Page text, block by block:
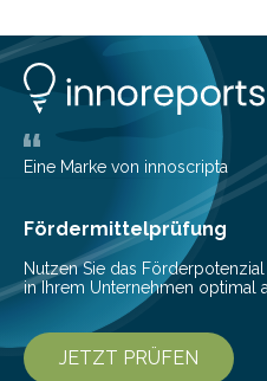
Rund vier Millionen
behandlungsbedürftiger
(Herzinsuffizienz). Als
Herzerkrankung ist diese
Beeinträchtigung der
höherem Lebensalter mit
Krankenhausaufenthalten
Technologien…
Eine Marke von innoscripta
Fördermittelprüfung
Nutzen Sie das Förderpotenzial
in Ihrem Unternehmen optimal
JETZT PRÜFEN